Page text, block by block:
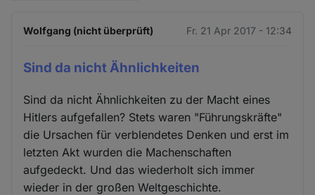
Wolfgang (nicht überprüft) Fr. 21 Apr 2017 - 12:34
Sind da nicht Ähnlichkeiten
Sind da nicht Ähnlichkeiten zu der Macht eines
Hitlers aufgefallen? Stets waren "Führungskräfte"
die Ursachen für verblendetes Denken und erst im
letzten Akt wurden die Machenschaften
aufgedeckt. Und das wiederholt sich immer
wieder in der großen Weltgeschichte.